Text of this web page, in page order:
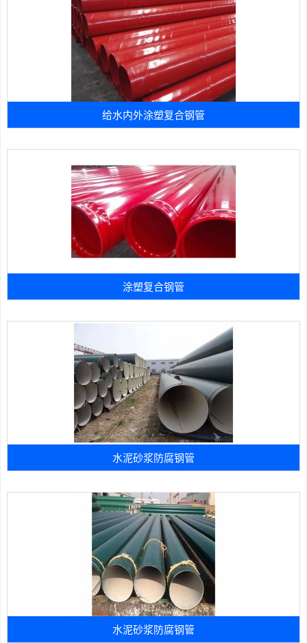
给水内外涂塑复合钢管
涂塑复合钢管
水泥砂浆防腐钢管
水泥砂浆防腐钢管